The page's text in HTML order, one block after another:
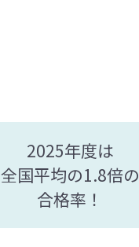
2025年度は
全国平均の1.8倍の
合格率！